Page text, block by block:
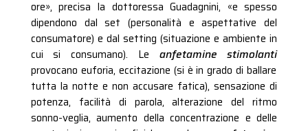
ore», precisa la dottoressa Guadagnini, «e spesso
dipendono dal set (personalità e aspettative del
consumatore) e dal setting (situazione e ambiente in
cui si consumano). Le anfetamine stimolanti
provocano euforia, eccitazione (si è in grado di ballare
tutta la notte e non accusare fatica), sensazione di
potenza, facilità di parola, alterazione del ritmo
sonno-veglia, aumento della concentrazione e delle